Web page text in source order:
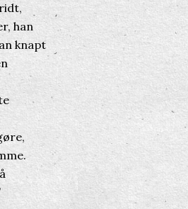
han
knapt